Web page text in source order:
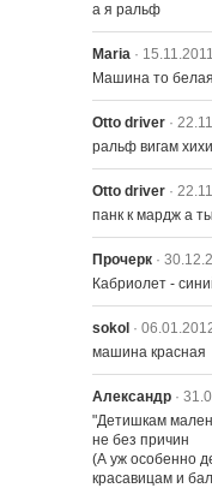
а я ральф
Maria · 15.11.2011
Машина то белая
Otto driver ·
ральф вигам
Otto driver ·
панк к мардж а
Прочерк ·
Кабриолет -
sokol ·
машина красная
Александр ·
"Детишкам
не без причин
(А уж особенно
красавицам и